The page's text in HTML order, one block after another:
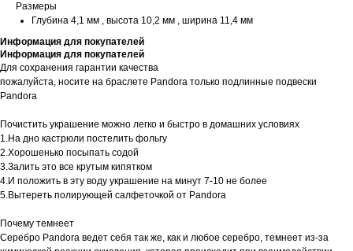
Размеры
Глубина 4,1 мм , высота 10,2 мм , ширина 11,4 мм
Информация для покупателей
Информация для покупателей
Для сохранения гарантии качества
пожалуйста, носите на браслете Pandora только подлинные подвески
Pandora
Почистить украшение можно легко и быстро в домашних условиях
1.На дно кастрюли постелить фольгу
2.Хорошенько посыпать содой
3.Залить это все крутым кипятком
4.И положить в эту воду украшение на минут 7-10 не более
5.Вытереть полирующей салфеточкой от Pandora
Почему темнеет
Серебро Pandora ведет себя так же, как и любое серебро, темнеет из-за